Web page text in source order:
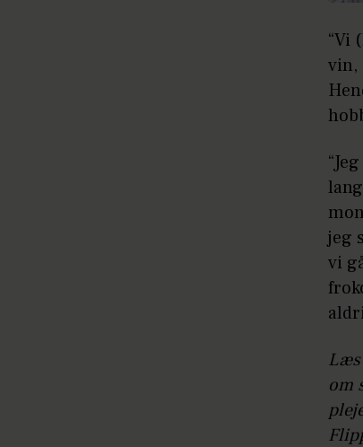
“Vi
vin,
jeg
vi
Læs
om